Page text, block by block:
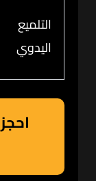
التلميع
اليدوي